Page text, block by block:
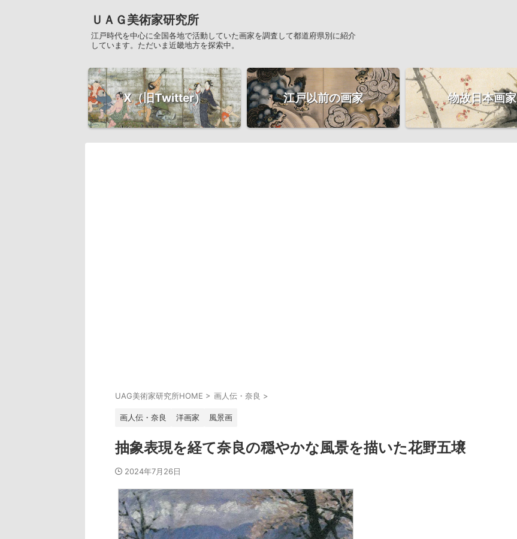
ＵＡＧ美術家研究所
江戸時代を中心に全国各地で活動していた画家を調査して都道府県別に紹介
しています。ただいま近畿地方を探索中。
X（旧Twitter） 江戸以前の画家 物故日本画家
UAG美術家研究所HOME > 画人伝・奈良 >
画人伝・奈良 洋画家 風景画
抽象表現を経て奈良の穏やかな風景を描いた花野五壌
2024年7月26日